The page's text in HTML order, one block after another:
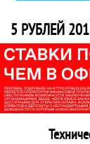
5 РУБЛЕЙ